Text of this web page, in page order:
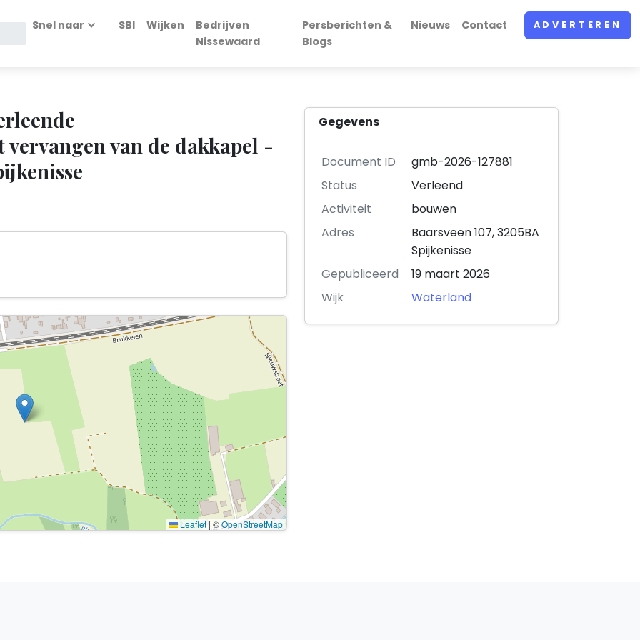
Snel naar SBI Wijken
Bedrijven
Nissewaard
Persberichten &
Blogs
Nieuws Contact ADVERTEREN
van de dakkapel -
Leaflet | ©OpenStreetMap
Gegevens
Document ID
gmb-2026-127881
Status
Verleend
Activiteit
bouwen
Adres
Baarsveen 107, 3205BA
Spijkenisse
Gepubliceerd
19 maart 2026
Wijk
Waterland